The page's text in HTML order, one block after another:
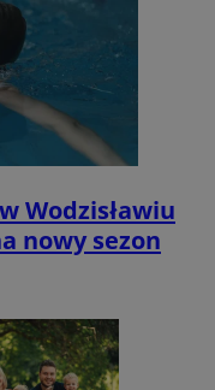
Wodzisławiu
nowy sezon